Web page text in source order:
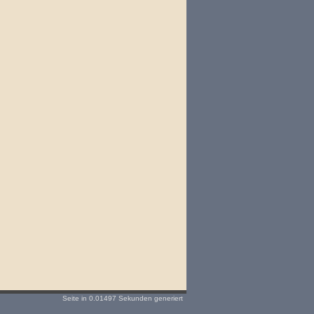
Seite in 0.01497 Sekunden generiert